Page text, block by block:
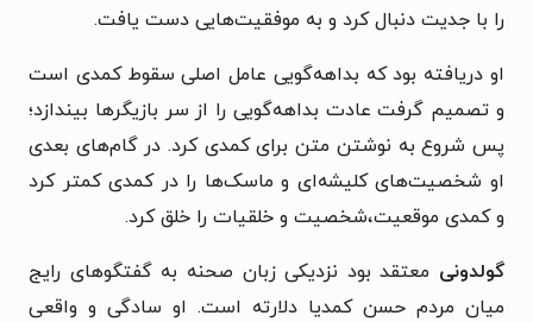
را با جدیت دنبال کرد و به موفقیت‌هایی دست یافت.
او دریافته بود که بداهه‌گویی عامل اصلی سقوط کمدی است
و تصمیم گرفت عادت بداهه‌گویی را از سر بازیگرها بیندازد؛
پس شروع به نوشتن متن برای کمدی کرد. در گام‌های بعدی
او شخصیت‌های کلیشه‌ای و ماسک‌ها را در کمدی کمتر کرد
و کمدی موقعیت،شخصیت و خلقیات را خلق کرد.
گولدونی معتقد بود نزدیکی زبان صحنه به گفتگوهای رایج
میان مردم حسن کمدیا دلارته است. او سادگی و واقعی